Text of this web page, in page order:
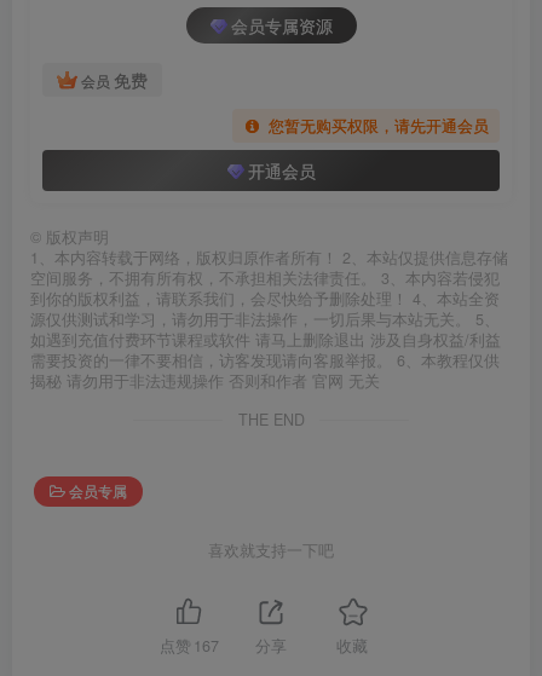
会员专属资源
会员 免费
您暂无购买权限，请先开通会员
开通会员
© 版权声明
1、本内容转载于网络，版权归原作者所有！ 2、本站仅提供信息存储
空间服务，不拥有所有权，不承担相关法律责任。 3、本内容若侵犯
到你的版权利益，请联系我们，会尽快给予删除处理！ 4、本站全资
源仅供测试和学习，请勿用于非法操作，一切后果与本站无关。 5、
如遇到充值付费环节课程或软件 请马上删除退出 涉及自身权益/利益
需要投资的一律不要相信，访客发现请向客服举报。 6、本教程仅供
揭秘 请勿用于非法违规操作 否则和作者 官网 无关
THE END
会员专属
喜欢就支持一下吧
点赞 167 分享 收藏